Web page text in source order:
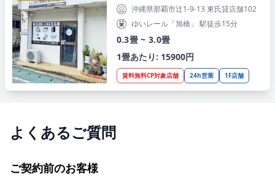
沖縄県那覇市辻1-9-13 東氏貸店舗102
ゆいレール「旭橋」 駅徒歩15分
0.3畳 ~ 3.0畳
1畳あたり: 15900円
賃料無料CP対象店舗 24h営業 1F店舗
よくあるご質問
ご契約前のお客様